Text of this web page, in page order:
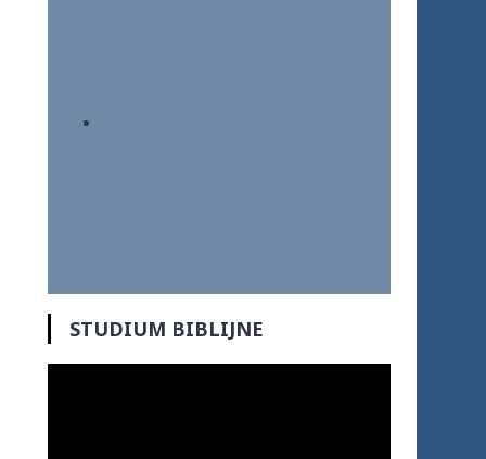
STUDIUM BIBLIJNE